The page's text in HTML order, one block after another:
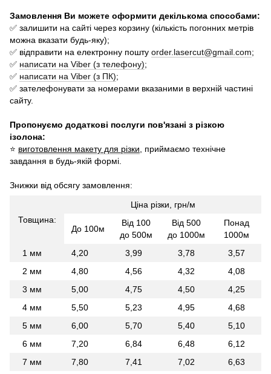
Замовлення Ви можете оформити декількома способами:
✅ залишити на сайті через корзину (кількість погонних метрів
можна вказати будь-яку);
✅ відправити на електронну пошту order.lasercut@gmail.com;
✅ написати на Viber (з телефону);
✅ написати на Viber (з ПК);
✅ зателефонувати за номерами вказаними в верхній частині
сайту.
Пропонуємо додаткові послуги пов'язані з різкою
ізолона:
⭐ виготовлення макету для різки , приймаємо технічне
завдання в будь-якій формі.
Знижки від обсягу замовлення:
Товщина:
Ціна різки, грн/м
До 100м
Від 100
до 500м
Від 500
до 1000м
Понад
1000м
1 мм
4,20 3,99 3,78
3,57
2 мм
4,80 4,56 4,32
4,08
3 мм
5,00 4,75 4,50
4,25
4 мм
5,50 5,23 4,95
4,68
5 мм
6,00 5,70 5,40
5,10
6 мм
7,20 6,84 6,48
6,12
7 мм
7,80 7,41 7,02
6,63